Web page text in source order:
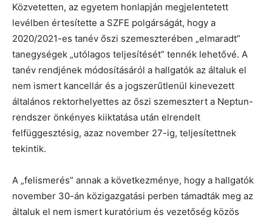
Közvetetten, az egyetem honlapján megjelentetett
levélben értesítette a SZFE polgárságát, hogy a
2020/2021-es tanév őszi szemeszterében „elmaradt”
tanegységek „utólagos teljesítését” tennék lehetővé. A
tanév rendjének módosításáról a hallgatók az általuk el
nem ismert kancellár és a jogszerűtlenül kinevezett
általános rektorhelyettes az őszi szemesztert a Neptun-
rendszer önkényes kiiktatása után elrendelt
felfüggesztésig, azaz november 27-ig, teljesítettnek
tekintik.
A „felismerés” annak a következménye, hogy a hallgatók
november 30-án közigazgatási perben támadták meg az
általuk el nem ismert kuratórium és vezetőség közös